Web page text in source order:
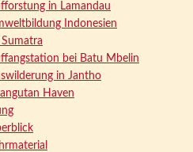
in Lamandau
Indonesien
bei Batu Mbelin
in Jantho
Haven